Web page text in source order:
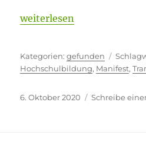
„Ein Manifest“
weiterlesen
Kategorien
gefunden
Hochschulbildung, Manifest,
Veröffentlicht
6. Oktober 2020 Schreibe